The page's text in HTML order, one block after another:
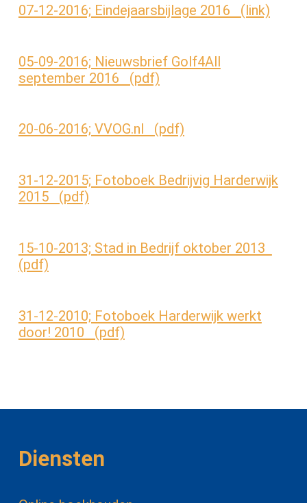
07-12-2016; Eindejaarsbijlage 2016 (link)
05-09-2016; Nieuwsbrief Golf4All
september 2016 (pdf)
20-06-2016; VVOG.nl (pdf)
31-12-2015; Fotoboek Bedrijvig Harderwijk
2015 (pdf)
15-10-2013; Stad in Bedrijf oktober 2013
(pdf)
31-12-2010; Fotoboek Harderwijk werkt
door! 2010 (pdf)
Diensten